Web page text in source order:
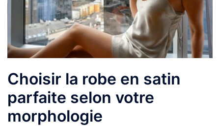
Choisir la robe en satin
parfaite selon votre
morphologie